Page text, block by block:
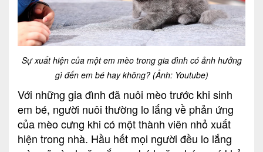
Sự xuất hiện của một em mèo trong gia đình có ảnh hưởng
gì đến em bé hay không? (Ảnh: Youtube)
Với những gia đình đã nuôi mèo trước khi sinh
em bé, người nuôi thường lo lắng về phản ứng
của mèo cưng khi có một thành viên nhỏ xuất
hiện trong nhà. Hầu hết mọi người đều lo lắng